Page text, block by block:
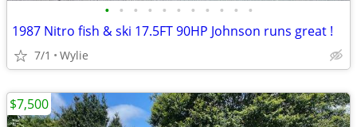
• • • • • • • • • • •
1987 Nitro fish & ski 17.5FT 90HP Johnson runs great !
7/1 Wylie
$7,500